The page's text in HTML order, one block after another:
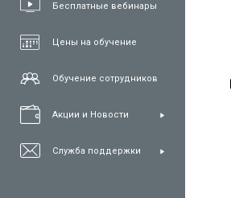
Бесплатные вебинары
Цены на обучение
Обучение сотрудников
Акции и Новости
Служба поддержки